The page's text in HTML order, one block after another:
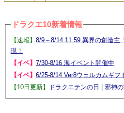
ドラクエ10新着情報
【速報】 8/9～8/14 11:59 異界の創造主
現！
【イベ】 7/30-8/16 海イベント開催中
【イベ】 6/25-8/14 Ver8ウェルカムギフ
【10日更新】
ドラクエテンの日 | 邪神